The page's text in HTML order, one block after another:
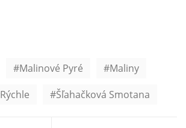
Malinové Pyré
Maliny
Rýchle Šľahačková Smotana